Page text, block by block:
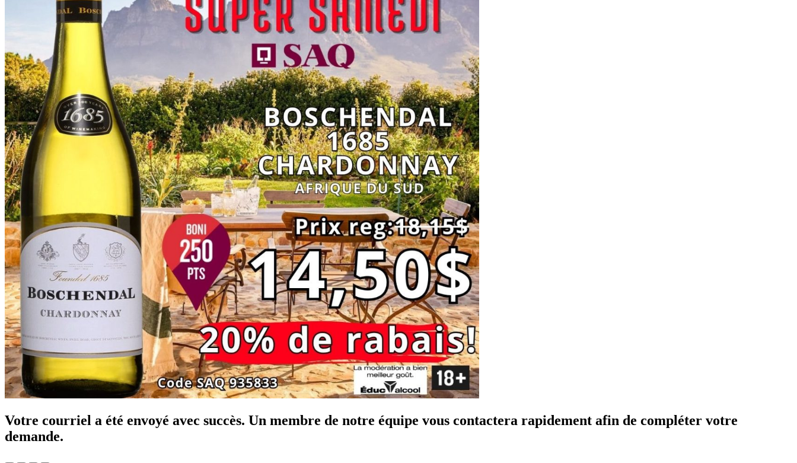
Votre courriel a été envoyé avec succès. Un membre de notre équipe vous contactera rapidement afin de compléter votre
demande.